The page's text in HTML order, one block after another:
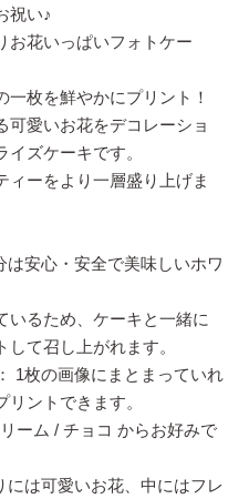
祝い♪
お花いっぱいフォトケー
枚を鮮やかにプリント！
可愛いお花をデコレーショ
ズケーキです。
ィーをより一層盛り上げま
安心・安全で美味しいホワ
いるため、ケーキと一緒に
て召し上がれます。
1枚の画像にまとまっていれ
ントできます。
ーム / チョコ からお好みで
は可愛いお花、中にはフレ